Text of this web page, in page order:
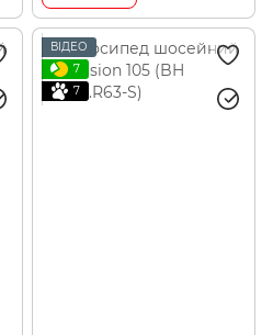
ВІДЕО
7
7